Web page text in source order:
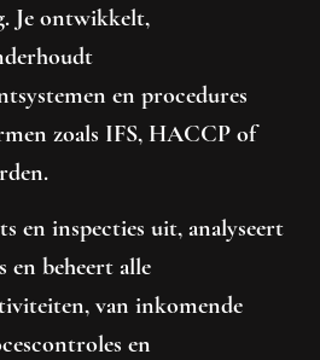
Je ontwikkelt,
en procedures
zoals IFS, HACCP of
en inspecties uit, analyseert
en beheert alle
van inkomende
en